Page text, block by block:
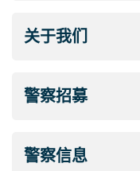
关于我们
警察招募
警察信息